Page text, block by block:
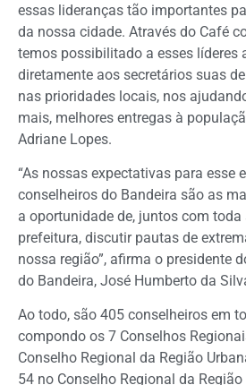
essas lideranças tão importantes
da nossa cidade. Através do Café
temos possibilitado a esses líderes
diretamente aos secretários suas
nas prioridades locais, nos
mais, melhores entregas à
Adriane Lopes.
“As nossas expectativas para esse
conselheiros do Bandeira são as
a oportunidade de, juntos com toda
prefeitura, discutir pautas de
nossa região”, afirma o presidente
do Bandeira, José Humberto da
Ao todo, são 405 conselheiros em
compondo os 7 Conselhos
Conselho Regional da Região
54 no Conselho Regional da